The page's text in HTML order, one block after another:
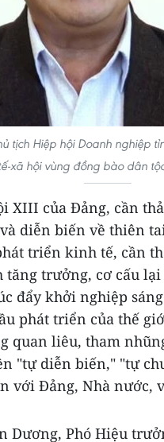
tịch Hiệp hội Doanh nghiệp
xã hội vùng đồng bào dân
XIII của Đảng, cần
diễn biến về thiên
triển kinh tế, cần
trưởng, cơ cấu
đẩy khởi nghiệp
phát triển của thế
quan liêu, tham
"tự diễn biến," "tự
với Ðảng, Nhà nước,
Dương, Phó Hiệu